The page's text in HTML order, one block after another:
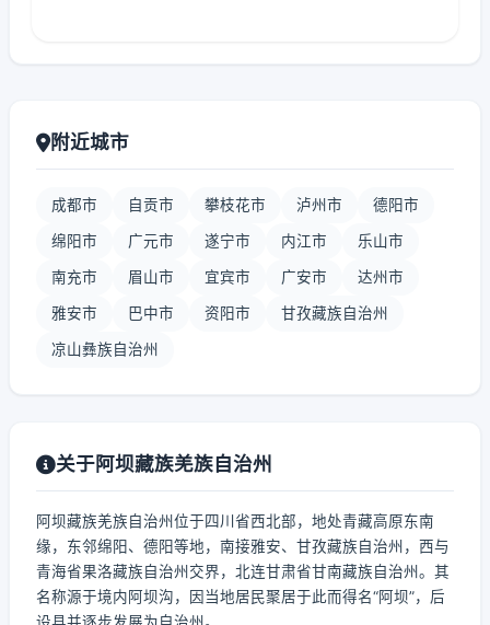
附近城市
成都市 自贡市 攀枝花市 泸州市 德阳市
绵阳市 广元市 遂宁市 内江市 乐山市
南充市 眉山市 宜宾市 广安市 达州市
雅安市 巴中市 资阳市 甘孜藏族自治州
凉山彝族自治州
关于阿坝藏族羌族自治州
阿坝藏族羌族自治州位于四川省西北部，地处青藏高原东南
缘，东邻绵阳、德阳等地，南接雅安、甘孜藏族自治州，西与
青海省果洛藏族自治州交界，北连甘肃省甘南藏族自治州。其
名称源于境内阿坝沟，因当地居民聚居于此而得名“阿坝”，后